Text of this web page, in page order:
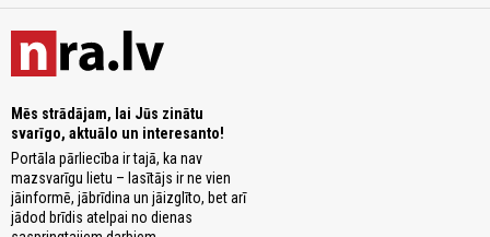
Mēs strādājam, lai Jūs zinātu
svarīgo, aktuālo un interesanto!
Portāla pārliecība ir tajā, ka nav
mazsvarīgu lietu – lasītājs ir ne vien
jāinformē, jābrīdina un jāizglīto, bet arī
jādod brīdis atelpai no dienas